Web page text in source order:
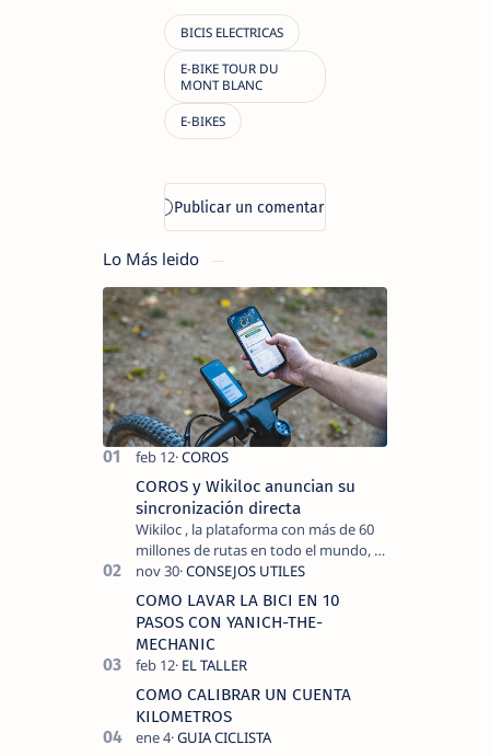
Lo Más leido
COROS y Wikiloc anuncian su
sincronización directa
Wikiloc , la plataforma con más de 60
millones de rutas en todo el mundo, y
COROS , marca de dispositivos GPS
reconocida mundialmente por su
tecnolo…
COMO LAVAR LA BICI EN 10
PASOS CON YANICH-THE-
MECHANIC
COMO CALIBRAR UN CUENTA
KILOMETROS